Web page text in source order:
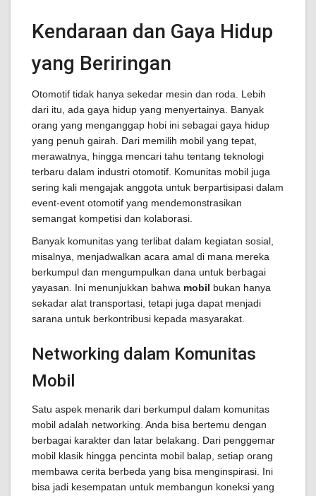
Kendaraan dan Gaya Hidup
yang Beriringan
Otomotif tidak hanya sekedar mesin dan roda. Lebih
dari itu, ada gaya hidup yang menyertainya. Banyak
orang yang menganggap hobi ini sebagai gaya hidup
yang penuh gairah. Dari memilih mobil yang tepat,
merawatnya, hingga mencari tahu tentang teknologi
terbaru dalam industri otomotif. Komunitas mobil juga
sering kali mengajak anggota untuk berpartisipasi dalam
event-event otomotif yang mendemonstrasikan
semangat kompetisi dan kolaborasi.
Banyak komunitas yang terlibat dalam kegiatan sosial,
misalnya, menjadwalkan acara amal di mana mereka
berkumpul dan mengumpulkan dana untuk berbagai
yayasan. Ini menunjukkan bahwa mobil bukan hanya
sekadar alat transportasi, tetapi juga dapat menjadi
sarana untuk berkontribusi kepada masyarakat.
Networking dalam Komunitas
Mobil
Satu aspek menarik dari berkumpul dalam komunitas
mobil adalah networking. Anda bisa bertemu dengan
berbagai karakter dan latar belakang. Dari penggemar
mobil klasik hingga pencinta mobil balap, setiap orang
membawa cerita berbeda yang bisa menginspirasi. Ini
bisa jadi kesempatan untuk membangun koneksi yang